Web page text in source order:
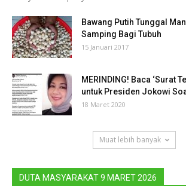
Bawang Putih Tunggal
Samping Bagi Tubuh
15 Januari 2017
MERINDING! Baca ‘Surat
untuk Presiden Jokowi
18 Maret 2020
Muat lebih banyak
DUTA MASYARAKAT 9 MARET 2026